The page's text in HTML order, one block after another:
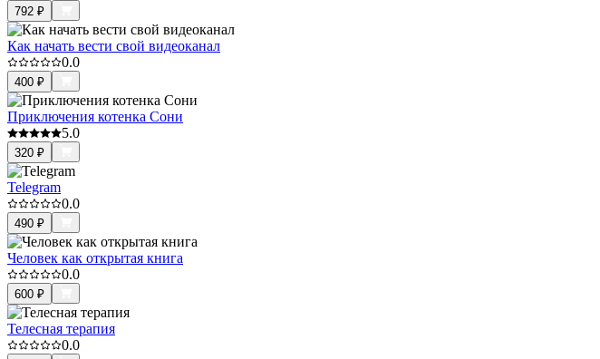
792 ₽
Как начать вести свой видеоканал
0.0
400 ₽
Приключения котенка Сони
5.0
320 ₽
Telegram
0.0
490 ₽
Человек как открытая книга
0.0
600 ₽
Телесная терапия
0.0